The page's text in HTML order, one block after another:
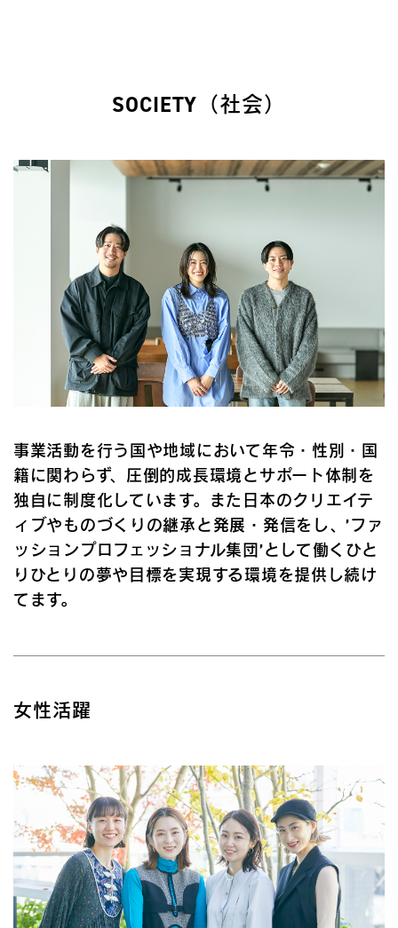
SOCIETY（社会）
事業活動を行う国や地域において年令・性別・国
籍に関わらず、圧倒的成長環境とサポート体制を
独自に制度化しています。また日本のクリエイテ
ィブやものづくりの継承と発展・発信をし、’ファ
ッションプロフェッショナル集団’として働くひと
りひとりの夢や目標を実現する環境を提供し続け
てます。
女性活躍